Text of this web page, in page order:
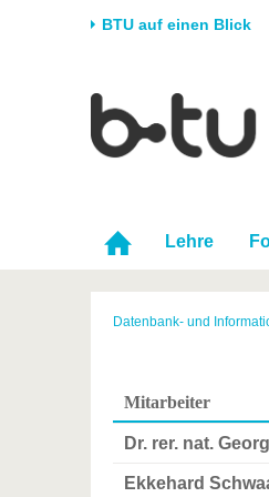
BTU auf einen Blick
Universität
Karriere & Engagement
Partnerschaften &
Strukturwandel
Lehre
Datenbank- und
Mitarbeiter
Dr. rer. nat.
Ekkehard